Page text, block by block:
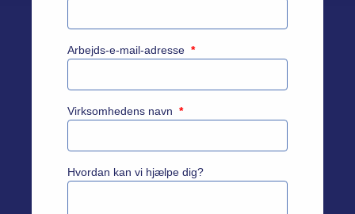
Arbejds-e-mail-adresse *
Virksomhedens navn *
Hvordan kan vi hjælpe dig?